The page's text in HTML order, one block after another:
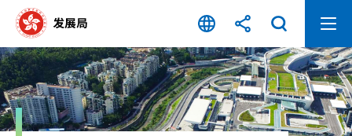
容
开
始